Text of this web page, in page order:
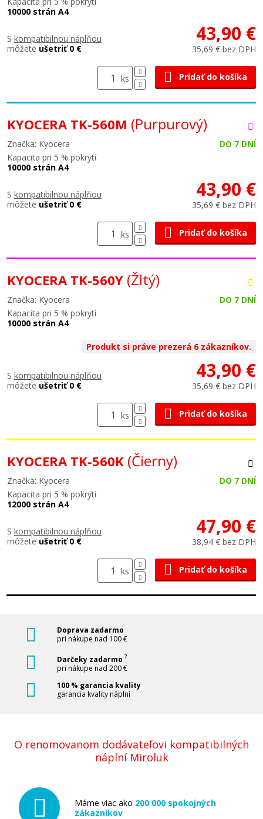
10000 strán A4
S kompatibilnou náplňou
môžete ušetriť 0 €
43,90 €
35,69 € bez DPH
ks Pridať do košíka
KYOCERA TK-560M (Purpurový)
Značka: Kyocera
DO 7 DNÍ
Kapacita pri 5 % pokrytí
10000 strán A4
S kompatibilnou náplňou
môžete ušetriť 0 €
43,90 €
35,69 € bez DPH
ks Pridať do košíka
KYOCERA TK-560Y (Žltý)
Značka: Kyocera
DO 7 DNÍ
Kapacita pri 5 % pokrytí
10000 strán A4
Produkt si práve prezerá 6 zákazníkov.
S kompatibilnou náplňou
môžete ušetriť 0 €
43,90 €
35,69 € bez DPH
ks Pridať do košíka
KYOCERA TK-560K (Čierny)
Značka: Kyocera
DO 7 DNÍ
Kapacita pri 5 % pokrytí
12000 strán A4
S kompatibilnou náplňou
môžete ušetriť 0 €
47,90 €
38,94 € bez DPH
ks Pridať do košíka
Doprava zadarmo
pri nákupe nad 100 €
Darčeky zadarmo ?
pri nákupe nad 200 €
100 % garancia kvality
garancia kvality náplní
O renomovanom dodávateľovi kompatibilných
náplní Miroluk
Máme viac ako 200 000 spokojných
zákazníkov